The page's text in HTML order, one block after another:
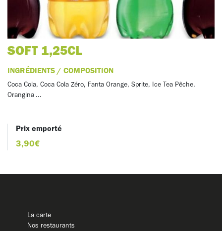
SOFT 1,25CL
INGRÉDIENTS / COMPOSITION
Coca Cola, Coca Cola Zéro, Fanta Orange, Sprite, Ice Tea Pêche,
Orangina ...
Prix emporté
3,90€
La carte
Nos restaurants